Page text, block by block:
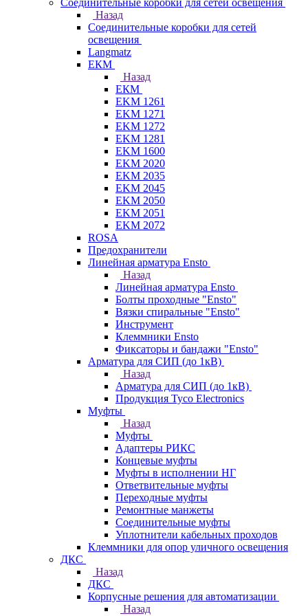
Соединительные коробки для сетей освещения
Назад
Соединительные коробки для сетей
освещения
Langmatz
ЕКМ
Назад
ЕКМ
EKM 1261
EKM 1271
EKM 1272
EKM 1281
EKM 1600
EKM 2020
EKM 2035
EKM 2045
EKM 2050
EKM 2051
EKM 2072
ROSA
Предохранители
Линейная арматура Ensto
Назад
Линейная арматура Ensto
Болты проходные "Ensto"
Вязки спиральные "Ensto"
Инструмент
Клеммники Ensto
Фиксаторы и бандажи "Ensto"
Арматура для СИП (до 1кВ)
Назад
Арматура для СИП (до 1кВ)
Продукция Tyco Electronics
Муфты
Назад
Муфты
Адаптеры РИКС
Концевые муфты
Муфты в исполнении НГ
Ответвительные муфты
Переходные муфты
Ремонтные манжеты
Соединительные муфты
Уплотнители кабельных проходов
Клеммники для опор уличного освещения
ДКС
Назад
ДКС
Корпусные решения для автоматизации
Назад